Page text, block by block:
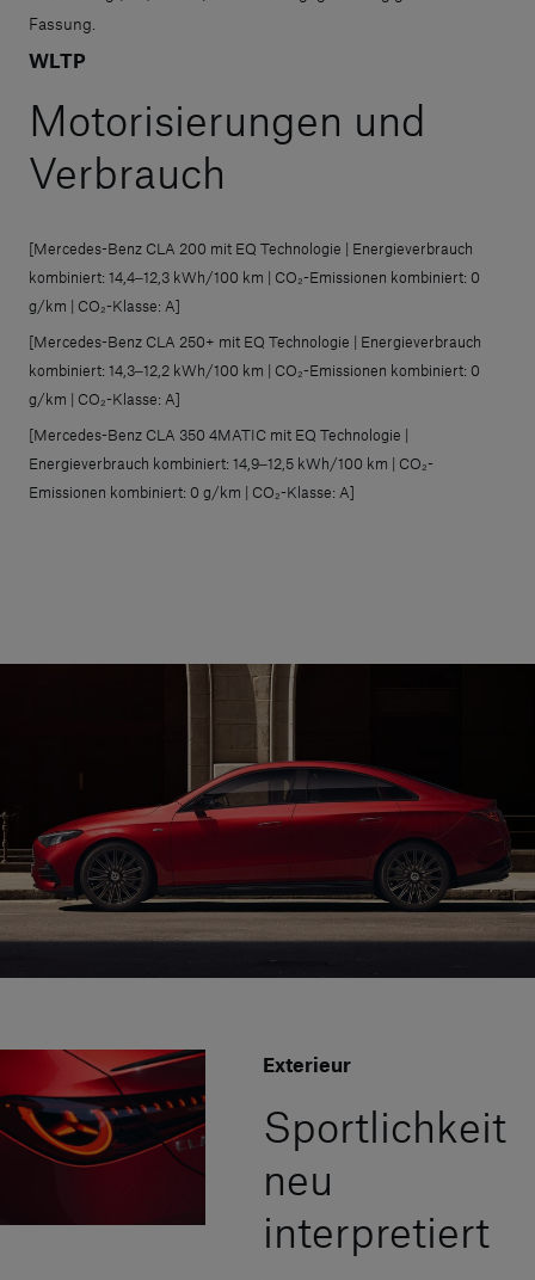
Fassung.
WLTP
Motorisierungen und
Verbrauch
[Mercedes-Benz CLA 200 mit EQ Technologie | Energieverbrauch
kombiniert: 14,4‒12,3 kWh/100 km | CO₂-Emissionen kombiniert: 0
g/km | CO₂-Klasse: A]
[Mercedes-Benz CLA 250+ mit EQ Technologie | Energieverbrauch
kombiniert: 14,3‒12,2 kWh/100 km | CO₂-Emissionen kombiniert: 0
g/km | CO₂-Klasse: A]
[Mercedes-Benz CLA 350 4MATIC mit EQ Technologie |
Energieverbrauch kombiniert: 14,9‒12,5 kWh/100 km | CO₂-
Emissionen kombiniert: 0 g/km | CO₂-Klasse: A]
Exterieur
Sportlichkeit
neu
interpretiert